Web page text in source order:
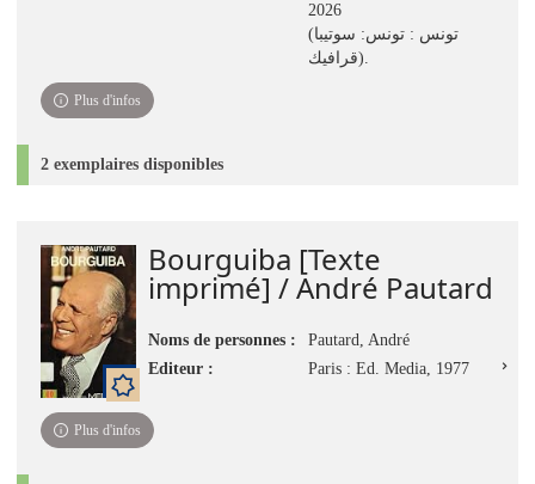
2026
(تونس : تونس: سوتيبا
قرافيك).
Plus d'infos
2 exemplaires disponibles
Bourguiba [Texte
imprimé] / André Pautard
Noms de personnes :
Pautard, André
Editeur :
Paris : Ed. Media, 1977
Plus d'infos